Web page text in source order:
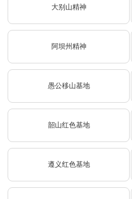
大别山精神
阿坝州精神
愚公移山基地
韶山红色基地
遵义红色基地